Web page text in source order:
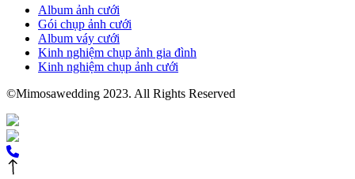
Album ảnh cưới
Gói chụp ảnh cưới
Album váy cưới
Kinh nghiệm chụp ảnh gia đình
Kinh nghiệm chụp ảnh cưới
©Mimosawedding 2023. All Rights Reserved